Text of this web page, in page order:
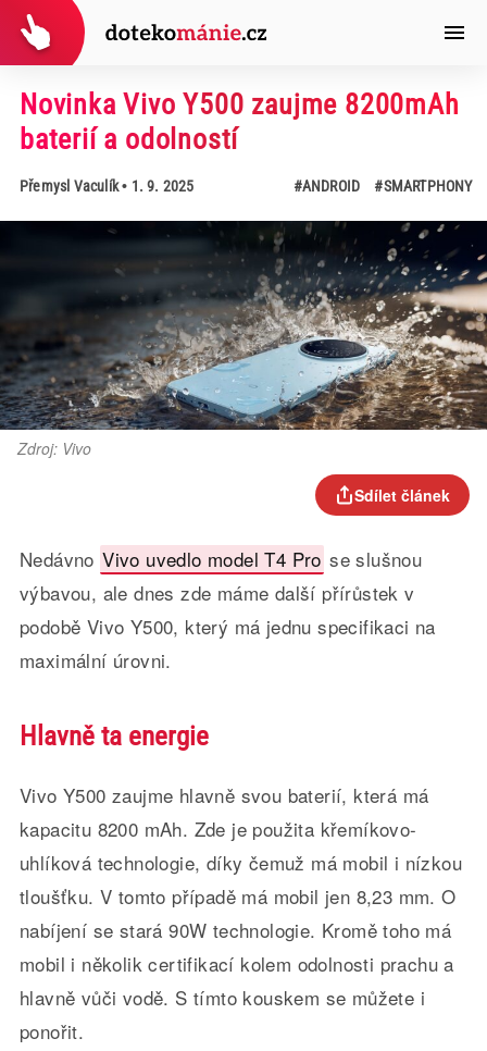
Novinka Vivo Y500 zaujme 8200mAh
baterií a odolností
Přemysl Vaculík• 1. 9. 2025 #ANDROID #SMARTPHONY
Zdroj: Vivo
Sdílet článek
Nedávno Vivo uvedlo model T4 Pro se slušnou
výbavou, ale dnes zde máme další přírůstek v
podobě Vivo Y500, který má jednu specifikaci na
maximální úrovni.
Hlavně ta energie
Vivo Y500 zaujme hlavně svou baterií, která má
kapacitu 8200 mAh. Zde je použita křemíkovo-
uhlíková technologie, díky čemuž má mobil i nízkou
tloušťku. V tomto případě má mobil jen 8,23 mm. O
nabíjení se stará 90W technologie. Kromě toho má
mobil i několik certifikací kolem odolnosti prachu a
hlavně vůči vodě. S tímto kouskem se můžete i
ponořit.